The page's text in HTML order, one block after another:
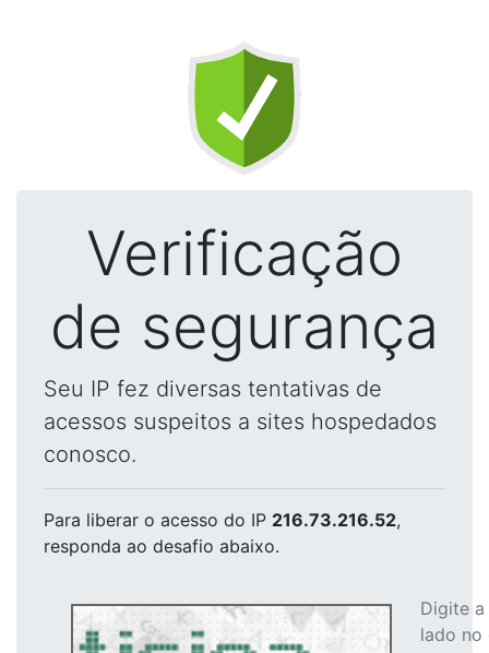
Verificação
de segurança
Seu IP fez diversas tentativas de
acessos suspeitos a sites hospedados
conosco.
Para liberar o acesso do IP 216.73.216.52,
responda ao desafio abaixo.
Digite
lado no